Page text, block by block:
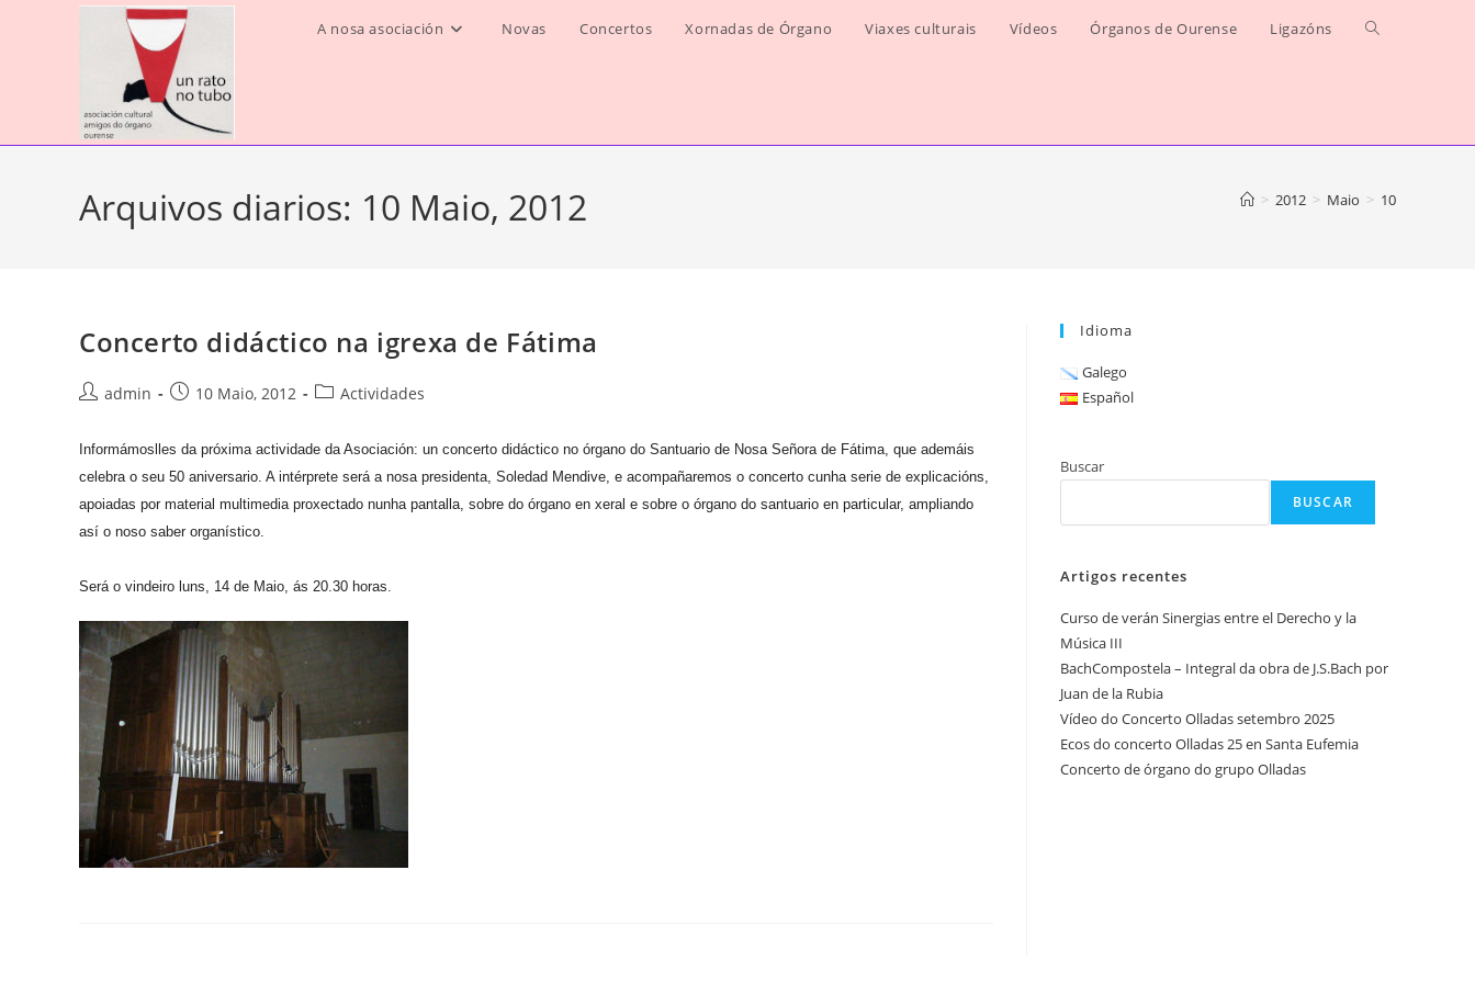
A nosa asociación Novas Concertos Xornadas de Órgano Viaxes culturais Vídeos Órganos de Ourense Ligazóns Alternar
Arquivos diarios: 10 Maio, 2012 > 2012 > Maio > 10
Concerto didáctico na igrexa de Fátima
Autor
entrada:
admin
Publicación
entrada:
10 Maio, 2012
Categoría
entrada:
Actividades
Informámoslles da próxima actividade da Asociación: un concerto didáctico no órgano do Santuario de Nosa Señora de Fátima, que ademáis
celebra o seu 50 aniversario. A intérprete será a nosa presidenta, Soledad Mendive, e acompañaremos o concerto cunha serie de explicacións,
apoiadas por material multimedia proxectado nunha pantalla, sobre do órgano en xeral e sobre o órgano do santuario en particular, ampliando
así o noso saber organístico.
Será o vindeiro luns, 14 de Maio, ás 20.30 horas.
Idioma
Galego
Español
Buscar
BUSCAR
Artigos recentes
Curso de verán Sinergias entre el Derecho y la
Música III
BachCompostela – Integral da obra de J.S.Bach por
Juan de la Rubia
Vídeo do Concerto Olladas setembro 2025
Ecos do concerto Olladas 25 en Santa Eufemia
Concerto de órgano do grupo Olladas